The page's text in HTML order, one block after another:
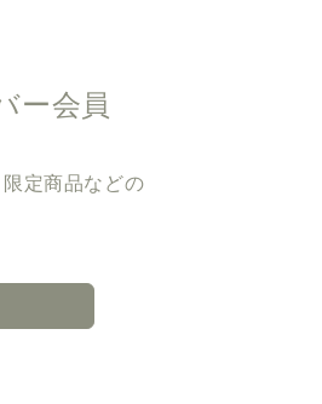
ー会員
定商品などの